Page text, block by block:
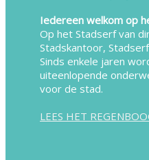
Iedereen welkom op
Op het Stadserf van
Stadskantoor,
Sinds enkele jaren
uiteenlopende
voor de stad.
LEES HET